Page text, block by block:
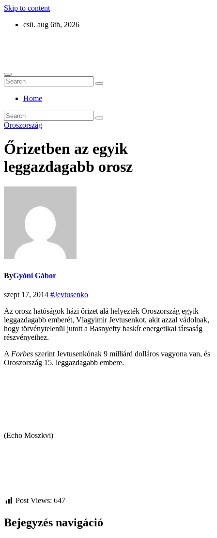
Skip to content
csü. aug 6th, 2026
Home
Oroszország
Őrizetben az egyik
leggazdagabb orosz
ByGyóni Gábor
szept 17, 2014 #Jevtusenko
Az orosz hatóságok házi őrizet alá helyezték Oroszország egyik
leggazdagabb emberét, Vlagyimir Jevtusenkot, akit azzal vádolnak,
hogy törvénytelenül jutott a Basnyefty baskír energetikai társaság
részvényeihez.
AForbes szerint Jevtusenkónak 9 milliárd dolláros vagyona van, és
Oroszország 15. leggazdagabb embere.
(Echo Moszkvi)
Post Views: 647
Bejegyzés navigáció